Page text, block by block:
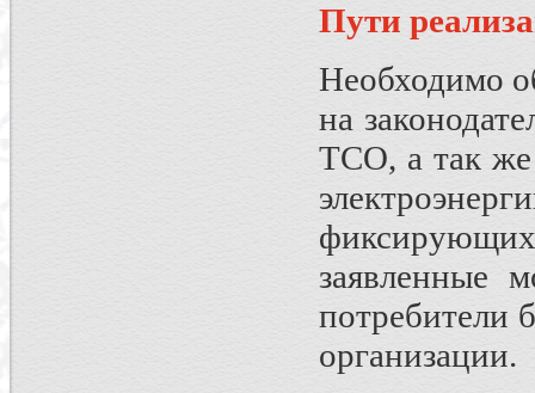
Пути
Необходимо
на
ТСО, а так же
заявленные
потребители
организации.